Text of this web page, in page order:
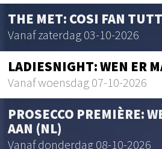
THE MET: COSI FAN
Vanaf zaterdag 03-10-2026
LADIESNIGHT: WEN ER
Vanaf woensdag 07-10-2026
PROSECCO PREMIÈRE:
AAN (NL)
Vanaf donderdag 08-10-2026